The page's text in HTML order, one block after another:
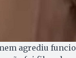
agrediu